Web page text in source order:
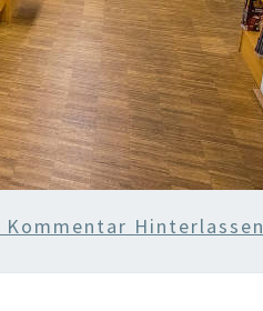
Kommentar Hinterlassen